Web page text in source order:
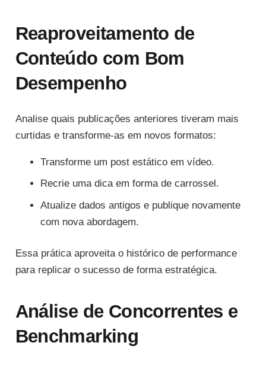
Reaproveitamento de
Conteúdo com Bom
Desempenho
Analise quais publicações anteriores tiveram mais
curtidas e transforme-as em novos formatos:
Transforme um post estático em vídeo.
Recrie uma dica em forma de carrossel.
Atualize dados antigos e publique novamente
com nova abordagem.
Essa prática aproveita o histórico de performance
para replicar o sucesso de forma estratégica.
Análise de Concorrentes e
Benchmarking